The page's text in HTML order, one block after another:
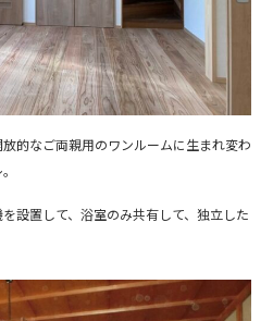
的なご両親用のワンルームに生まれ変わ
設置して、浴室のみ共有して、独立した